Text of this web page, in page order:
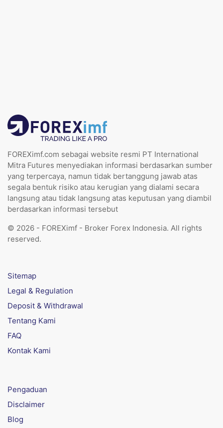
FOREXimf.com sebagai website resmi PT International
Mitra Futures menyediakan informasi berdasarkan sumber
yang terpercaya, namun tidak bertanggung jawab atas
segala bentuk risiko atau kerugian yang dialami secara
langsung atau tidak langsung atas keputusan yang diambil
berdasarkan informasi tersebut
© 2026 - FOREXimf - Broker Forex Indonesia. All rights
reserved.
Sitemap
Legal & Regulation
Deposit & Withdrawal
Tentang Kami
FAQ
Kontak Kami
Pengaduan
Disclaimer
Blog